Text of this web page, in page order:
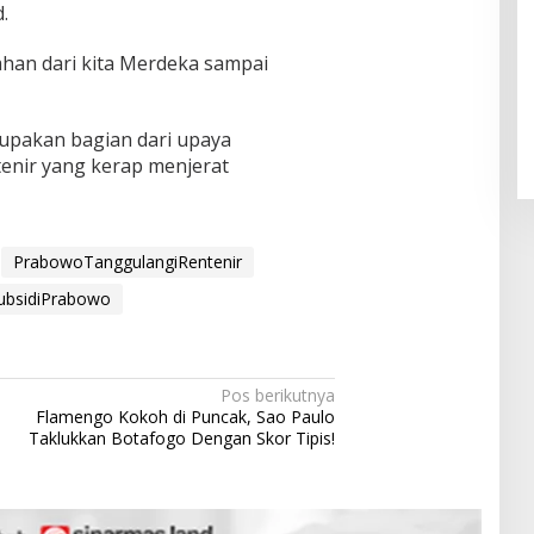
dari kita Merdeka sampai
bagian dari upaya
yang kerap menjerat
PrabowoTanggulangiRentenir
Pos berikutnya
Flamengo Kokoh di Puncak, Sao Paulo
Taklukkan Botafogo Dengan Skor Tipis!
Pendaftaran Istana Dibuka,